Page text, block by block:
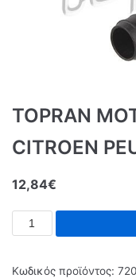
TOPRAN
CITROEN
12,84€
Κωδικός προϊόντος: